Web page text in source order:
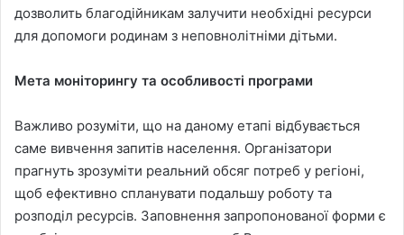
дозволить благодійникам залучити необхідні ресурси
для допомоги родинам з неповнолітніми дітьми.
Мета моніторингу та особливості програми
Важливо розуміти, що на даному етапі відбувається
саме вивчення запитів населення. Організатори
прагнуть зрозуміти реальний обсяг потреб у регіоні,
щоб ефективно спланувати подальшу роботу та
розподіл ресурсів. Заповнення запропонованої форми є